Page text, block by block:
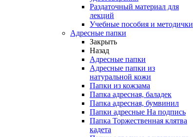
Раздаточный материал для
лекций
Учебные пособия и методички
Адресные папки
Закрыть
Назад
Адресные папки
Адресные папки из
натуральной кожи
Папки из кожзама
Папка адресная, баладек
Папка адресная, бумвинил
Папки адресные На подпись
Папка Торжественная клятва
кадета